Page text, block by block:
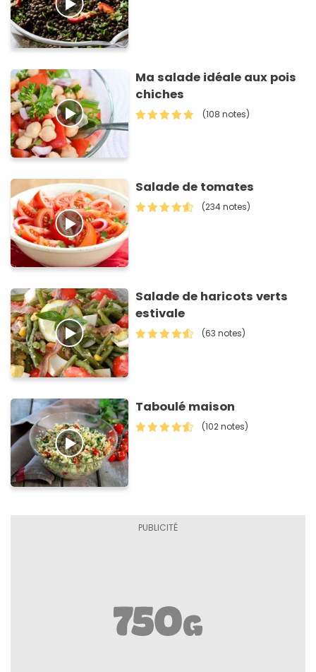
Ma salade idéale aux pois
chiches
(108 notes)
Salade de tomates
(234 notes)
Salade de haricots verts
estivale
(63 notes)
Taboulé maison
(102 notes)